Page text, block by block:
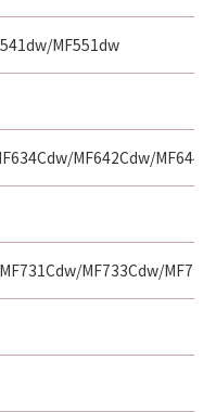
フトウェア」およ
または消去するも
書第2条、第4条
および第10条の規
力を有します。
RIGHTS
は、米国政府の機
しお客様が米国政
、以下の規定が適
at 48 C.F.R.
of "commercial
MF551dw
MF642Cdw/
MF733Cdw/